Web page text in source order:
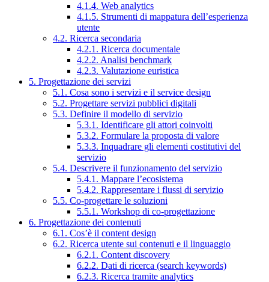
4.1.4. Web analytics
4.1.5. Strumenti di mappatura dell’esperienza
utente
4.2. Ricerca secondaria
4.2.1. Ricerca documentale
4.2.2. Analisi benchmark
4.2.3. Valutazione euristica
5. Progettazione dei servizi
5.1. Cosa sono i servizi e il service design
5.2. Progettare servizi pubblici digitali
5.3. Definire il modello di servizio
5.3.1. Identificare gli attori coinvolti
5.3.2. Formulare la proposta di valore
5.3.3. Inquadrare gli elementi costitutivi del
servizio
5.4. Descrivere il funzionamento del servizio
5.4.1. Mappare l’ecosistema
5.4.2. Rappresentare i flussi di servizio
5.5. Co-progettare le soluzioni
5.5.1. Workshop di co-progettazione
6. Progettazione dei contenuti
6.1. Cos’è il content design
6.2. Ricerca utente sui contenuti e il linguaggio
6.2.1. Content discovery
6.2.2. Dati di ricerca (search keywords)
6.2.3. Ricerca tramite analytics